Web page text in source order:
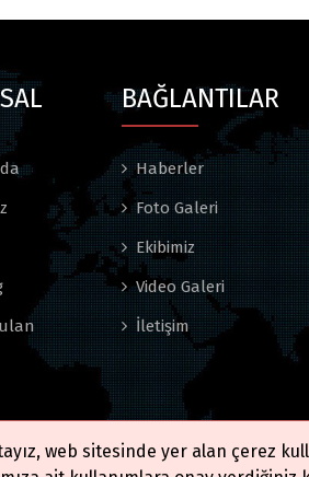
web sitesinde yer alan çerez
BAĞLANTILAR
Haberler
Foto Galeri
Ekibimiz
Video Galeri
İletişim